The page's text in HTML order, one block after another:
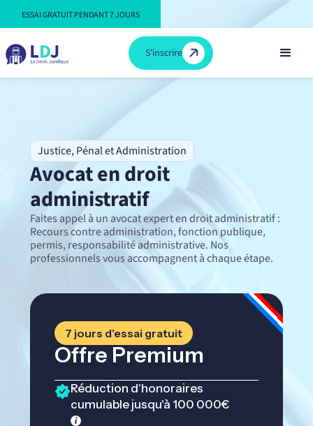
ESSAI GRATUIT PENDANT 7 JOURS
S'inscrire
Justice, Pénal et Administration
Avocat en droit
administratif
Faites appel à un avocat expert en droit administratif :
Recours contre administration, fonction publique,
permis, responsabilité administrative. Nos
professionnels vous accompagnent à chaque étape.
7 jours d'essai gratuit
Offre Premium
Réduction d'honoraires
cumulable jusqu'à 100 000€